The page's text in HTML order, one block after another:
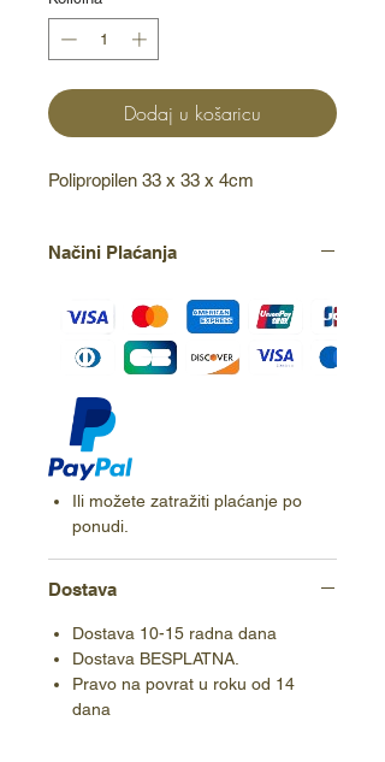
Dodaj u košaricu
Polipropilen 33 x 33 x 4cm
Načini Plaćanja
Ili možete zatražiti plaćanje po
ponudi.
Dostava
Dostava 10-15 radna dana
Dostava BESPLATNA.
Pravo na povrat u roku od 14
dana